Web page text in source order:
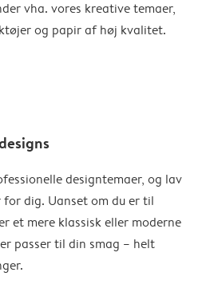
vha. vores kreative temaer,
og papir af høj kvalitet.
designtemaer, og lav
dig. Uanset om du er til
et mere klassisk eller moderne
passer til din smag – helt